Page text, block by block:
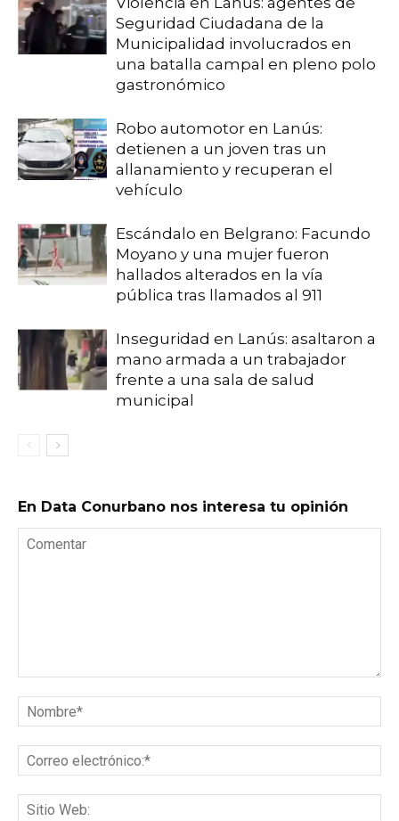
Seguridad Ciudadana de la
Municipalidad involucrados en
una batalla campal en pleno polo
gastronómico
Robo automotor en Lanús:
detienen a un joven tras un
allanamiento y recuperan el
vehículo
Escándalo en Belgrano: Facundo
Moyano y una mujer fueron
hallados alterados en la vía
pública tras llamados al 911
Inseguridad en Lanús: asaltaron a
mano armada a un trabajador
frente a una sala de salud
municipal
En Data Conurbano nos interesa tu opinión